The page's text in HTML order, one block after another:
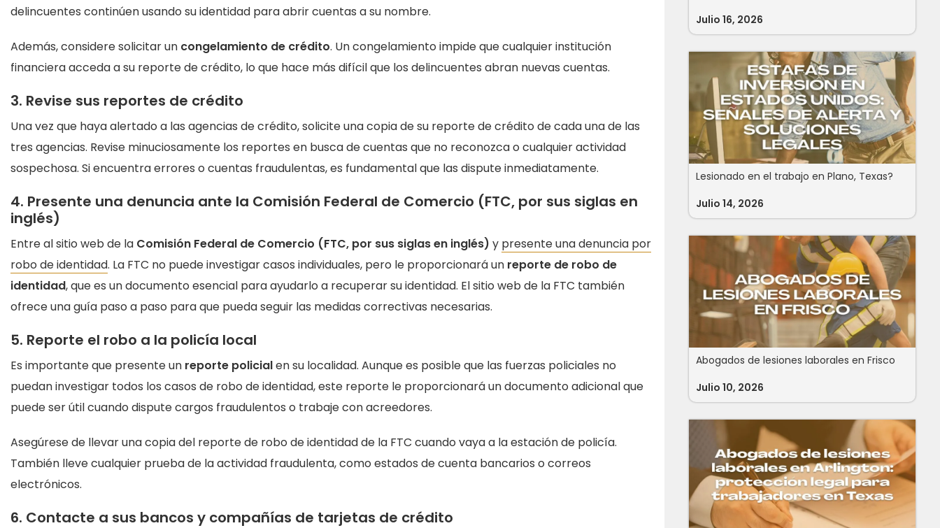
delincuentes continúen usando su identidad para abrir cuentas a su nombre.
Además, considere solicitar un congelamiento de crédito. Un congelamiento impide que cualquier institución
financiera acceda a su reporte de crédito, lo que hace más difícil que los delincuentes abran nuevas cuentas.
3. Revise sus reportes de crédito
Una vez que haya alertado a las agencias de crédito, solicite una copia de su reporte de crédito de cada una de las
tres agencias. Revise minuciosamente los reportes en busca de cuentas que no reconozca o cualquier actividad
sospechosa. Si encuentra errores o cuentas fraudulentas, es fundamental que las dispute inmediatamente.
4. Presente una denuncia ante la Comisión Federal de Comercio (FTC, por sus siglas en
inglés)
Entre al sitio web de la Comisión Federal de Comercio (FTC, por sus siglas en inglés) y presente una denuncia por
robo de identidad. La FTC no puede investigar casos individuales, pero le proporcionará un reporte de robo de
identidad, que es un documento esencial para ayudarlo a recuperar su identidad. El sitio web de la FTC también
ofrece una guía paso a paso para que pueda seguir las medidas correctivas necesarias.
5. Reporte el robo a la policía local
Es importante que presente un reporte policialen su localidad. Aunque es posible que las fuerzas policiales no
puedan investigar todos los casos de robo de identidad, este reporte le proporcionará un documento adicional que
puede ser útil cuando dispute cargos fraudulentos o trabaje con acreedores.
Asegúrese de llevar una copia del reporte de robo de identidad de la FTC cuando vaya a la estación de policía.
También lleve cualquier prueba de la actividad fraudulenta, como estados de cuenta bancarios o correos
electrónicos.
6. Contacte a sus bancos y compañías de tarjetas de crédito
Julio 16, 2026
Lesionado en el trabajo en Plano, Texas?
Julio 14, 2026
Abogados de lesiones laborales en Frisco
Julio 10, 2026